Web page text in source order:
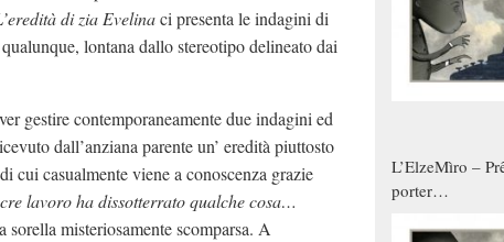
di zia Evelinaci presenta le indagini di
lontana dallo stereotipo delineato dai
gestire contemporaneamente due indagini ed
dall’anziana parente un’ eredità piuttosto
cui casualmente viene a conoscenza grazie
lavoro ha dissotterratoqualche cosa…
misteriosamente scomparsa. A
donne
L’ElzeMìro –
porter